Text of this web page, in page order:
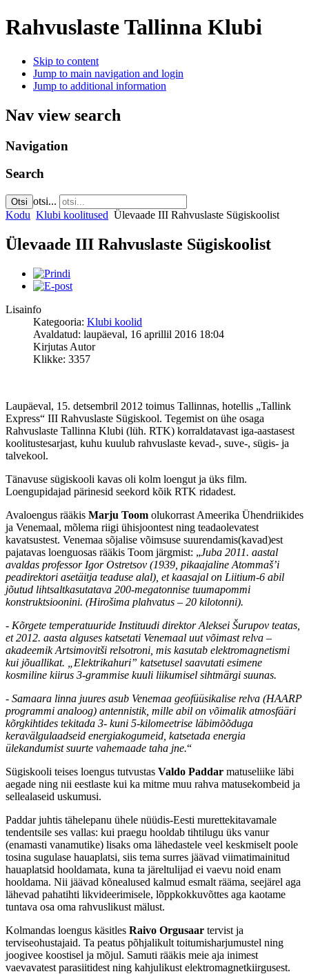
Rahvuslaste Tallinna Klubi
Skip to content
Jump to main navigation and login
Jump to additional information
Nav view search
Navigation
Search
Otsi otsi...
Kodu Klubi koolitused Ülevaade III Rahvuslaste Sügiskoolist
Ülevaade III Rahvuslaste Sügiskoolist
Lisainfo
Kategooria: Klubi koolid
Avaldatud: laupäeval, 16 aprillil 2016 18:04
Kirjutas Autor
Klikke: 3357
Laupäeval, 15. detsembril 2012 toimus Tallinnas, hotellis „Tallink
Express“ III Rahvuslaste Sügiskool. Tegemist on ühe osaga
Rahvuslaste Tallinna Klubi (lüh. RTK) korraldatavast iga-aastasest
koolitustesarjast, kuhu kuulub rahvuslaste kevad-, suve-, sügis- ja
talvekool.
Tänavuse sügiskooli kavas oli kolm loengut ja üks film.
Loengupidajad pärinesid seekord kõik RTK ridadest.
Avaloengus rääkis Marju Toom olukorrast Ameerika Ühendriikides
ja Venemaal, mõlema riigi ühisjoontest ning teadaolevatest
kavatsustest. Venemaa sõjalise võimsuse suurendamis(kavad)est
pajatavas loenguosas rääkis Toom järgmist: „Juba 2011. aastal
avaldas professor Igor Ostretsov (1939, pikaajaline Atommaš’i
peadirektori asetäitja teaduse alal), et kaasajal on Liitium-6 abil
jõutud lihtsaltkasutatava 200-megatonnise tuumapommi
konstruktsioonini. (Hirošima plahvatus – 20 kilotonni).
- Kõrgete temperatuuride Instituudi direktor Aleksei Šurupov teatas,
et 2012. aasta alguses katsetati Venemaal uut võimast relva –
akadeemik Artsimovitši relsotroni, mis kasutab elektromagnetismi
kui jõuallikat. „Elektrikahuri” katsetusel saavutati esimene
kosmiline kiirus 3-grammise kuuli liikumisel sihtmärgi suunas.
- Samaara linna juures asub Venemaa geofüüsikalise relva (HAARP
programmi analoog) antennistik, mille abil on võimalik atmosfääri
kõrgkihtides tekitada 3- kuni 5-kilomeetrise läbimõõduga
keravälgulaadseid energiakogumeid, katsetada energia
ülekandumist suurte vahemaade taha jne.“
Sügiskooli teises loengus tutvustas Valdo Paddar matuseliike läbi
aegade ning nii eestlaste kui ka mitme muu rahva matusekombeid ja
sellealaseid uskumusi.
Paddar juhtis tähelepanu ühele nüüdis-Eesti murettekitavamale
tendentsile ses vallas: kui praegu hooldab tihtilugu üks vanur
(enamasti vanamutike) lisaks oma lähedastele veel keskmiselt poole
tosina sugulase hauaplatsi, siis tema surres jäävad viimatimainitud
hauaplatsid hooldamata, kuna ta järeltulijad ei vaevu noid enam
hooldama. Nii jäävad kõnealused kalmud esmalt rääma, seejärel aga
lähevad pahatihti likvideerimisele, lõppkokkuvõttes aga kaotame
tuntava osa oma rahvuslikust mälust.
Kolmandas loengus käsitles Raivo Orgusaar tervist ja
terviseohustajaid. Ta peatus põhjalikult toitumisharjumustel ning
joogivee koostisel ja mõjul. Samuti rääkis meie aja inimest
vaevavatest parasiitidest ning kahjulikust elektromagnetkiirgusest.